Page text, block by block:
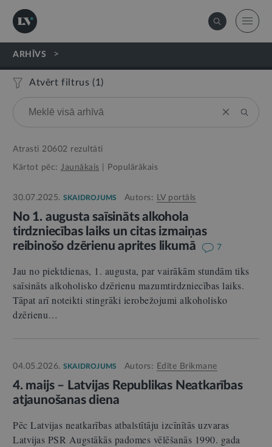
ARHĪVS >
Atvērt filtrus (1 )
Atrasti 20602 rezultāti
Kārtot pēc: Jaunākais Populārākais
30.07.2025. SKAIDROJUMS Autors: LV portāls
No 1. augusta saīsināts alkohola
tirdzniecības laiks un citas izmaiņas
reibinošo dzērienu aprites likumā
7
Jau no piektdienas, 1. augusta, par vairākām stundām tiks
saīsināts alkoholisko dzērienu mazumtirdzniecības laiks.
Tāpat arī noteikti stingrāki ierobežojumi alkoholisko
dzērienu…
04.05.2026. SKAIDROJUMS Autors: Edīte Brikmane
4. maijs – Latvijas Republikas Neatkarības
atjaunošanas diena
Pēc Latvijas neatkarības atbalstītāju izcīnītās uzvaras
Latvijas PSR Augstākās padomes vēlēšanās 1990. gada